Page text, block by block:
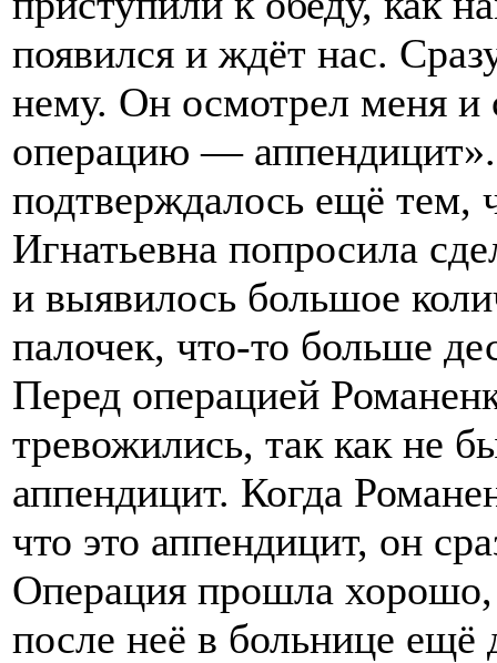
появился и ждёт нас.
нему. Он осмотрел меня и
операцию —
подтверждалось ещё тем,
Игнатьевна попросила
и выявилось большое
палочек, что-то больше
Перед операцией
тревожились, так как не
аппендицит. Когда
что это аппендицит, он
Операция прошла хорошо,
после неё в больнице ещё